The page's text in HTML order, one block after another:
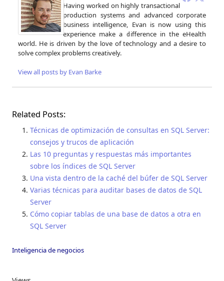
Having worked on highly transactional
production systems and advanced corporate
business intelligence, Evan is now using this
experience make a difference in the eHealth
world. He is driven by the love of technology and a desire to
solve complex problems creatively.
View all posts by Evan Barke
Related Posts:
Técnicas de optimización de consultas en SQL Server:
consejos y trucos de aplicación
Las 10 preguntas y respuestas más importantes
sobre los índices de SQL Server
Una vista dentro de la caché del búfer de SQL Server
Varias técnicas para auditar bases de datos de SQL
Server
Cómo copiar tablas de una base de datos a otra en
SQL Server
Inteligencia de negocios